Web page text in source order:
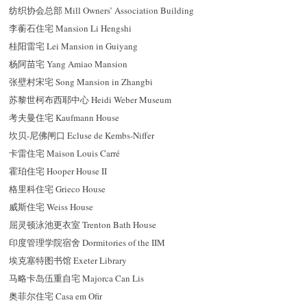
纺织协会总部 Mill Owners’ Association Building
李蘅石住宅 Mansion Li Hengshi
桂阳雷宅 Lei Mansion in Guiyang
杨阿苗宅 Yang Amiao Mansion
张壁村宋宅 Song Mansion in Zhangbi
苏黎世柯布西耶中心 Heidi Weber Museum
考夫曼住宅 Kaufmann House
坎贝-尼佛闸口 Ecluse de Kembs-Niffer
卡雷住宅 Maison Louis Carré
霍珀住宅 Hooper House II
格里科住宅 Grieco House
威斯住宅 Weiss House
屈灵顿泳池更衣室 Trenton Bath House
印度管理学院宿舍 Dormitories of the IIM
埃克塞特图书馆 Exeter Library
马略卡岛伍重自宅 Majorca Can Lis
奥菲尔住宅 Casa em Ofir